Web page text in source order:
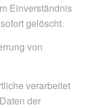
Einverständnis
gelöscht.
von
verarbeitet
der